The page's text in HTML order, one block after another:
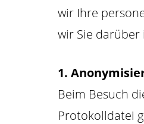
wir Ihre
wir Sie darüber
1.
Beim Besuch
Protokolldatei